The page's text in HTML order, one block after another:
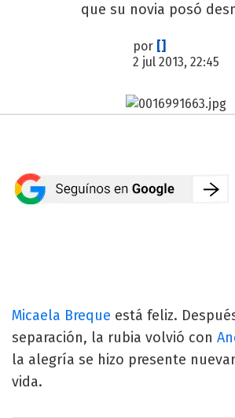
que su novia posó
por []
2 jul 2013, 22:45
Micaela Breque está feliz.
separación, la rubia volvió con
la alegría se hizo presente
vida.